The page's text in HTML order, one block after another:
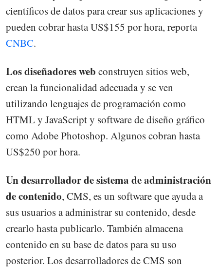
científicos de datos para crear sus aplicaciones y
pueden cobrar hasta US$155 por hora, reporta
CNBC.
Los diseñadores web construyen sitios web,
crean la funcionalidad adecuada y se ven
utilizando lenguajes de programación como
HTML y JavaScript y software de diseño gráfico
como Adobe Photoshop. Algunos cobran hasta
US$250 por hora.
Un desarrollador de sistema de administración
de contenido, CMS, es un software que ayuda a
sus usuarios a administrar su contenido, desde
crearlo hasta publicarlo. También almacena
contenido en su base de datos para su uso
posterior. Los desarrolladores de CMS son